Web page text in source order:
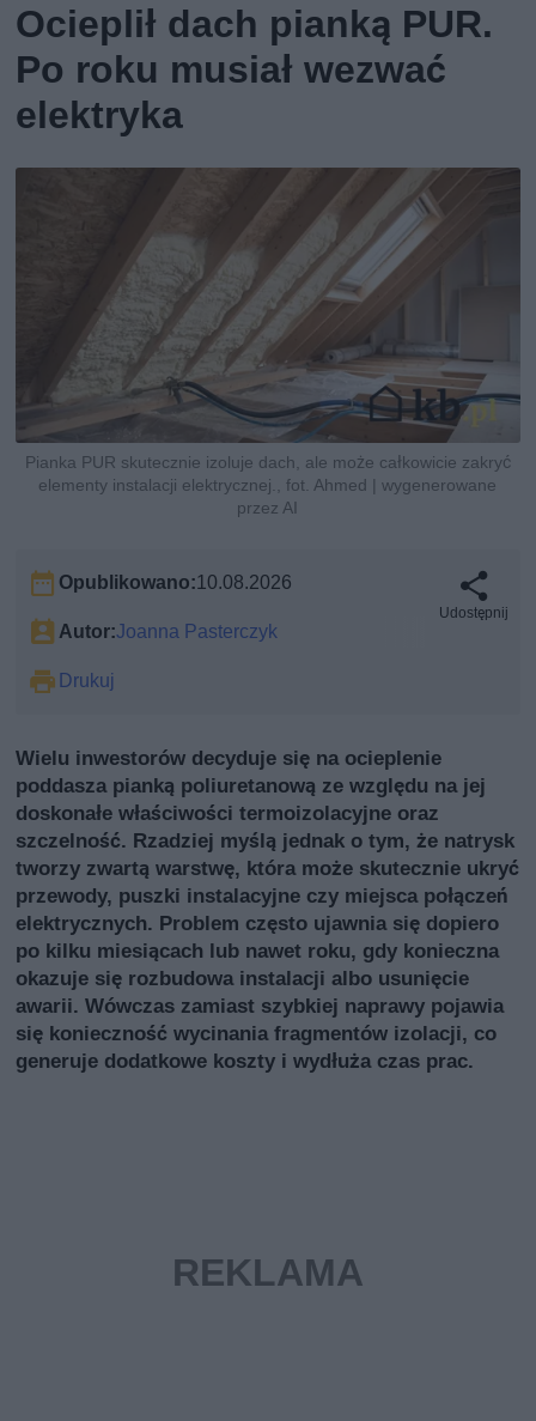
Ocieplił dach pianką PUR.
Po roku musiał wezwać
elektryka
Pianka PUR skutecznie izoluje dach, ale może całkowicie zakryć
elementy instalacji elektrycznej., fot. Ahmed | wygenerowane
przez AI
Opublikowano:10.08.2026
Autor:Joanna Pasterczyk
Drukuj
Udostępnij
Wielu inwestorów decyduje się na ocieplenie
poddasza pianką poliuretanową ze względu na jej
doskonałe właściwości termoizolacyjne oraz
szczelność. Rzadziej myślą jednak o tym, że natrysk
tworzy zwartą warstwę, która może skutecznie ukryć
przewody, puszki instalacyjne czy miejsca połączeń
elektrycznych. Problem często ujawnia się dopiero
po kilku miesiącach lub nawet roku, gdy konieczna
okazuje się rozbudowa instalacji albo usunięcie
awarii. Wówczas zamiast szybkiej naprawy pojawia
się konieczność wycinania fragmentów izolacji, co
generuje dodatkowe koszty i wydłuża czas prac.